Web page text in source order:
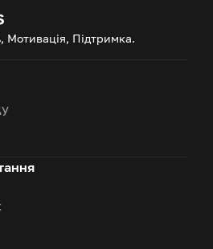
Мотивація, Підтримка.